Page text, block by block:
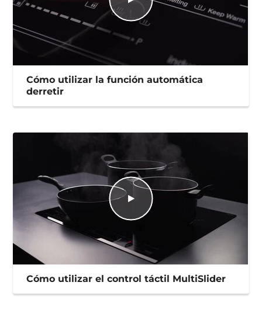
Cómo utilizar la función automática
derretir
Cómo utilizar el control táctil MultiSlider